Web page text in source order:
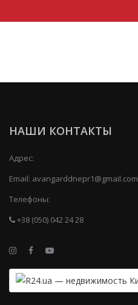
НАШИ КОНТАКТЫ
Адрес:
Email: avangarddnepr1@gmail.com
Телефоны:
+38 (050) 042 24 28